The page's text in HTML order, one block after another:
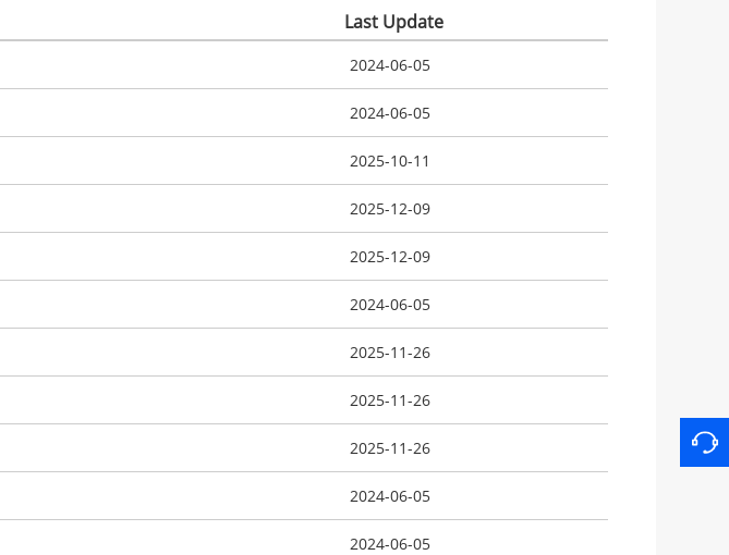
Last Update
2024-06-05
2024-06-05
2025-10-11
2025-12-09
2025-12-09
2024-06-05
2025-11-26
2025-11-26
2025-11-26
2024-06-05
2024-06-05